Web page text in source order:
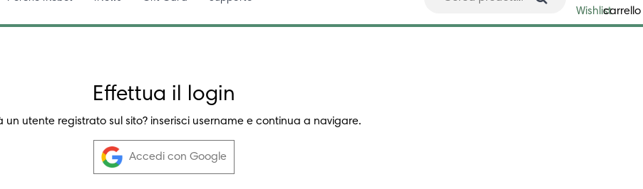
Effettua il login
un utente registrato sul sito? inserisci username e continua a navigare.
Accedi con Google